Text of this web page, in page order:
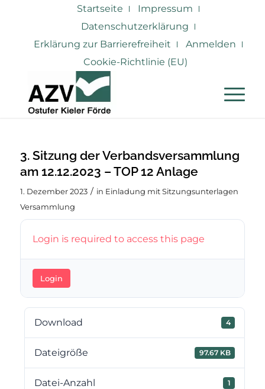
Startseite
Impressum
Datenschutzerklärung
Erklärung zur Barrierefreiheit
Anmelden
Cookie-Richtlinie (EU)
3. Sitzung der Verbandsversammlung
am 12.12.2023 – TOP 12 Anlage
1. Dezember 2023 / in Einladung mit Sitzungsunterlagen
Versammlung
Login is required to access this page
Login
Download 4
Dateigröße 97.67 KB
Datei-Anzahl 1